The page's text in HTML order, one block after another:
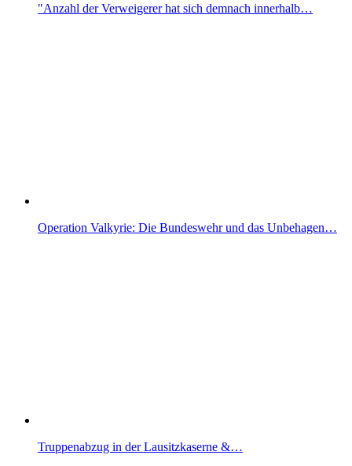
"Anzahl der Verweigerer hat sich demnach innerhalb…
Operation Valkyrie: Die Bundeswehr und das Unbehagen…
Truppenabzug in der Lausitzkaserne &…